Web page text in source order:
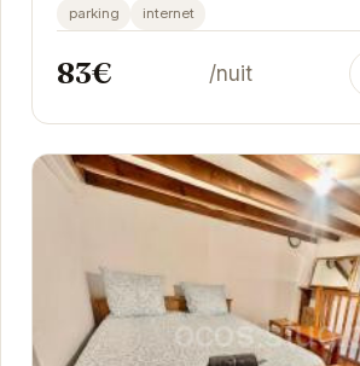
parking internet
83€ /nuit